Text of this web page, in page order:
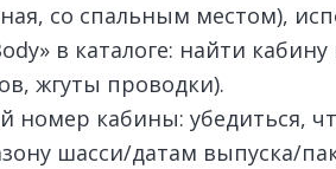
со спальным местом),
в каталоге: найти
жгуты проводки).
номер кабины: убедиться,
шасси/датам выпуска/